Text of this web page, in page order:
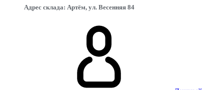
Адрес склада: Артём, ул. Весенняя 84